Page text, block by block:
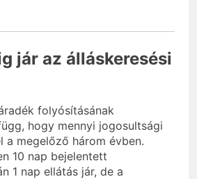
jár az álláskeresési
folyósításának
hogy mennyi jogosultsági
a megelőző három évben.
10 nap bejelentett
1 nap ellátás jár, de a